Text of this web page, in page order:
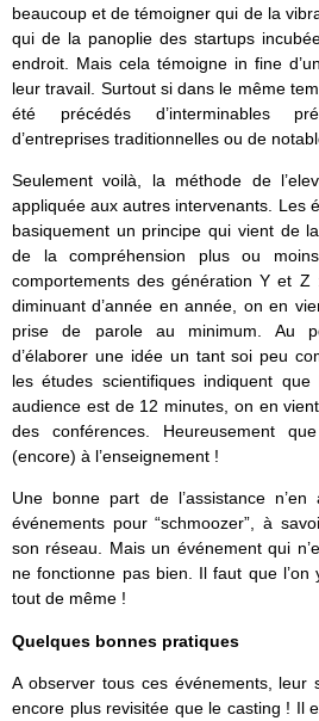
beaucoup et de témoigner qui de la
qui de la panoplie des startups
endroit. Mais cela témoigne in fine
leur travail. Surtout si dans le même
été précédés d’interminables
d’entreprises traditionnelles ou de
Seulement voilà, la méthode de
appliquée aux autres intervenants. Les
basiquement un principe qui vient de
de la compréhension plus ou
comportements des génération Y et Z
diminuant d’année en année, on en
prise de parole au minimum. Au
d’élaborer une idée un tant soi peu
les études scientifiques indiquent que
audience est de 12 minutes, on en
des conférences. Heureusement
(encore) à l’enseignement !
Une bonne part de l’assistance
événements pour “schmoozer”, à
son réseau. Mais un événement qui
ne fonctionne pas bien. Il faut que
tout de même !
Quelques bonnes pratiques
A observer tous ces événements, leur
encore plus revisitée que le casting ! Il